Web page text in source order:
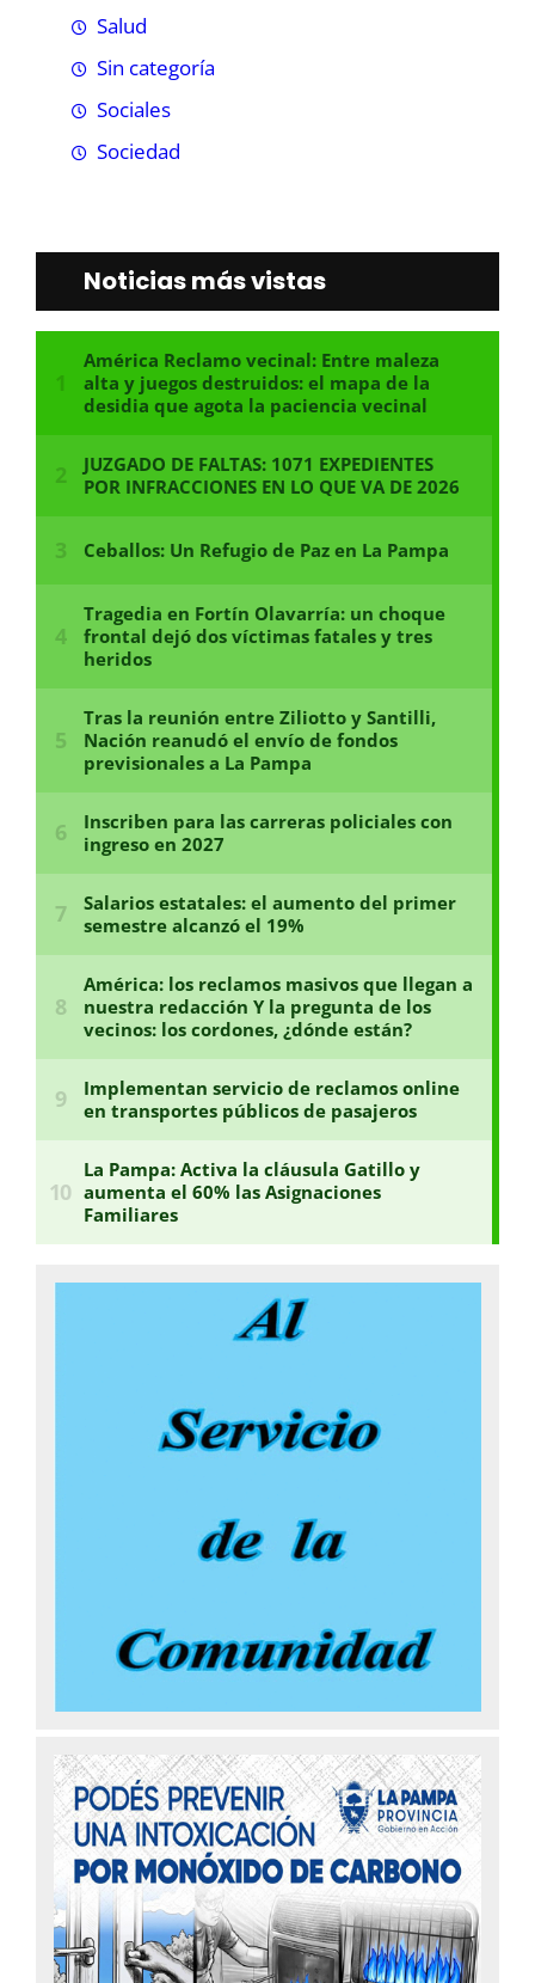
Salud
Sin categoría
Sociales
Sociedad
Noticias más vistas